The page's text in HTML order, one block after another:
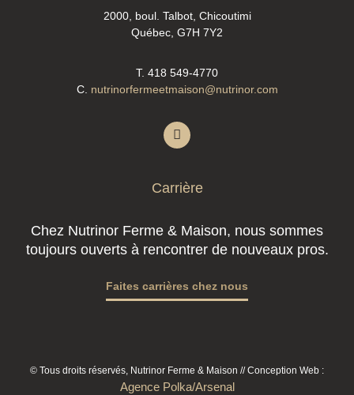
2000, boul. Talbot, Chicoutimi
Québec, G7H 7Y2
T. 418 549-4770
C. nutrinorfermeetmaison@nutrinor.com
Carrière
Chez Nutrinor Ferme & Maison, nous sommes
toujours ouverts à rencontrer de nouveaux pros.
Faites carrières chez nous
© Tous droits réservés, Nutrinor Ferme & Maison // Conception Web :
Agence Polka/Arsenal